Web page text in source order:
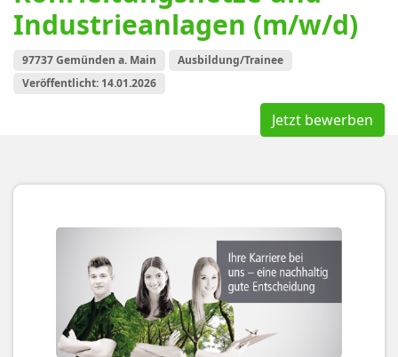
Industrieanlagen (m/w/d)
97737 Gemünden a. Main
Ausbildung/Trainee
Veröffentlicht: 14.01.2026
Jetzt bewerben